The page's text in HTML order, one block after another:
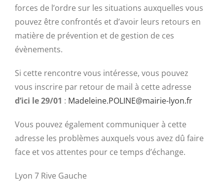
forces de l’ordre sur les situations auxquelles vous
pouvez être confrontés et d’avoir leurs retours en
matière de prévention et de gestion de ces
évènements.
Si cette rencontre vous intéresse, vous pouvez
vous inscrire par retour de mail à cette adresse
d’ici le 29/01 : Madeleine.POLINE@mairie-lyon.fr
Vous pouvez également communiquer à cette
adresse les problèmes auxquels vous avez dû faire
face et vos attentes pour ce temps d’échange.
Lyon 7 Rive Gauche